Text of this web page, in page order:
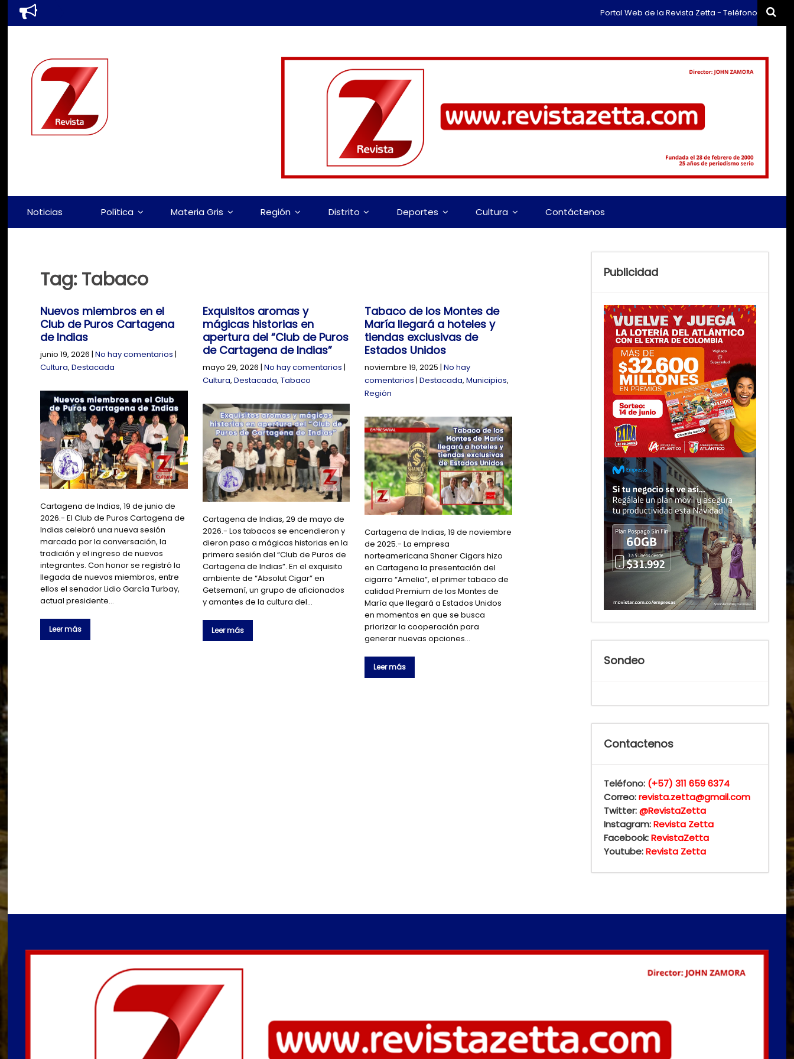
Portal Web de la Revista Zetta - Teléfono: (+57) 311
Noticias Política Materia Gris Región Distrito Deportes Cultura Contáctenos
Tag: Tabaco
Nuevos miembros en el
Club de Puros Cartagena
de Indias
junio 19, 2026 |No hay comentarios |
Cultura,Destacada
Cartagena de Indias, 19 de junio de
2026.- El Club de Puros Cartagena de
Indias celebró una nueva sesión
marcada por la conversación, la
tradición y el ingreso de nuevos
integrantes. Con honor se registró la
llegada de nuevos miembros, entre
ellos el senador Lidio García Turbay,
actual presidente…
Leer más
Exquisitos aromas y
mágicas historias en
apertura del “Club de Puros
de Cartagena de Indias”
mayo 29, 2026 | No hay comentarios |
Cultura, Destacada, Tabaco
Cartagena de Indias, 29 de mayo de
2026.- Los tabacos se encendieron y
dieron paso a mágicas historias en la
primera sesión del “Club de Puros de
Cartagena de Indias”. En el exquisito
ambiente de “Absolut Cigar” en
Getsemaní, un grupo de aficionados
y amantes de la cultura del…
Leer más
Tabaco de los Montes de
María llegará a hoteles y
tiendas exclusivas de
Estados Unidos
noviembre 19, 2025 |No hay
comentarios |Destacada,Municipios,
Región
Cartagena de Indias, 19 de noviembre
de 2025.- La empresa
norteamericana Shaner Cigars hizo
en Cartagena la presentación del
cigarro “Amelia”, el primer tabaco de
calidad Premium de los Montes de
María que llegará a Estados Unidos
en momentos en que se busca
priorizar la cooperación para
generar nuevas opciones…
Leer más
Publicidad
Sondeo
Contactenos
Teléfono: (+57) 311 659 6374
Correo:revista.zetta@gmail.com
Twitter:@RevistaZetta
Instagram:Revista Zetta
Facebook:RevistaZetta
Youtube:Revista Zetta